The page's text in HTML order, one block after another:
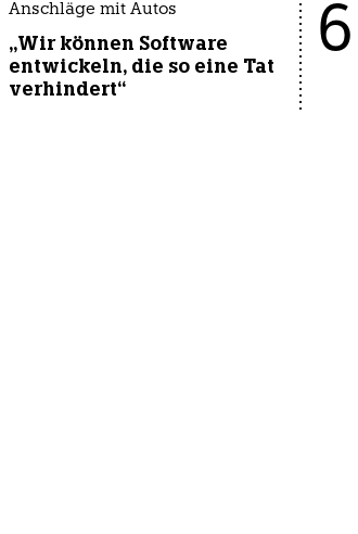
Anschläge mit Autos
„Wir können Software
entwickeln, die so eine Tat
verhindert“
6